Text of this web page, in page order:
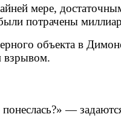
мере,
потрачены
объекта в
взрывом.
—